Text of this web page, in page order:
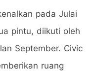
pada Julai
pintu, diikuti oleh
September. Civic
ruang